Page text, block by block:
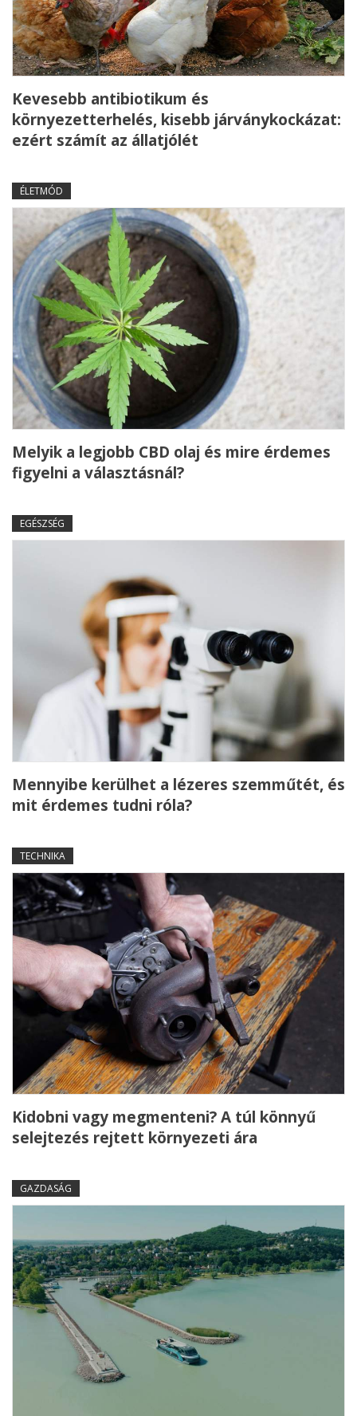
Kevesebb antibiotikum és
környezetterhelés, kisebb járványkockázat:
ezért számít az állatjólét
ÉLETMÓD
Melyik a legjobb CBD olaj és mire érdemes
figyelni a választásnál?
EGÉSZSÉG
Mennyibe kerülhet a lézeres szemműtét, és
mit érdemes tudni róla?
TECHNIKA
Kidobni vagy megmenteni? A túl könnyű
selejtezés rejtett környezeti ára
GAZDASÁG